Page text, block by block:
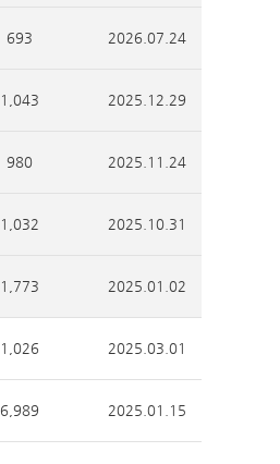
693 2026.07.24
1,043 2025.12.29
980 2025.11.24
1,032 2025.10.31
1,773 2025.01.02
1,026 2025.03.01
6,989 2025.01.15